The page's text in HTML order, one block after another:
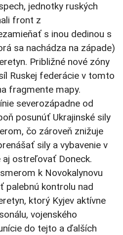
jednotky ruských
front z
s inou dedinou s
sa nachádza na západe)
Približné nové zóny
Ruskej federácie v tomto
fragmente mapy.
severozápadne od
posunúť Ukrajinské sily
čo zároveň znižuje
sily a vybavenie v
aj ostreľovať Doneck.
k Novokalynovu
palebnú kontrolu nad
ktorý Kyjev aktívne
vojenského
do tejto a ďalších